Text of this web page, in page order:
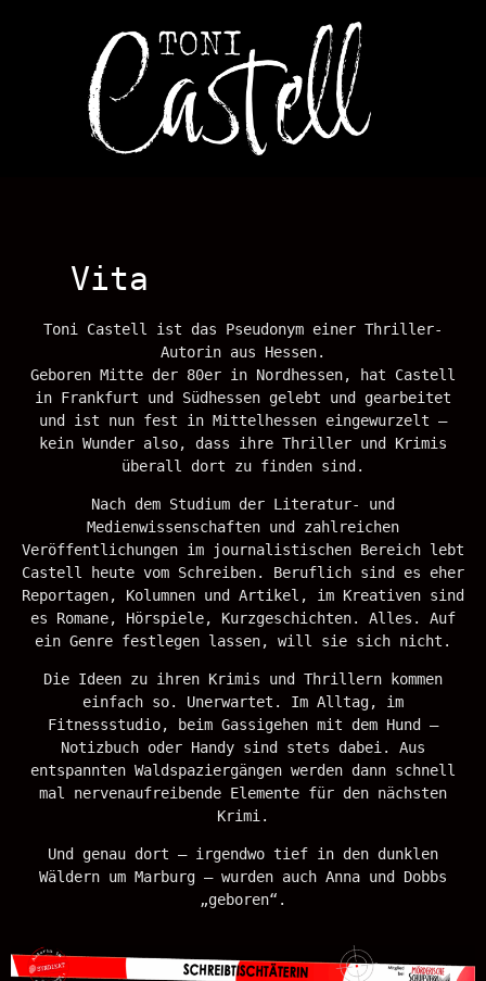
Vita
Toni Castell ist das Pseudonym einer Thriller-
Autorin aus Hessen.
Geboren Mitte der 80er in Nordhessen, hat Castell
in Frankfurt und Südhessen gelebt und gearbeitet
und ist nun fest in Mittelhessen eingewurzelt –
kein Wunder also, dass ihre Thriller und Krimis
überall dort zu finden sind.
Nach dem Studium der Literatur- und
Medienwissenschaften und zahlreichen
Veröffentlichungen im journalistischen Bereich lebt
Castell heute vom Schreiben. Beruflich sind es eher
Reportagen, Kolumnen und Artikel, im Kreativen sind
es Romane, Hörspiele, Kurzgeschichten. Alles. Auf
ein Genre festlegen lassen, will sie sich nicht.
Die Ideen zu ihren Krimis und Thrillern kommen
einfach so. Unerwartet. Im Alltag, im
Fitnessstudio, beim Gassigehen mit dem Hund –
Notizbuch oder Handy sind stets dabei. Aus
entspannten Waldspaziergängen werden dann schnell
mal nervenaufreibende Elemente für den nächsten
Krimi.
Und genau dort – irgendwo tief in den dunklen
Wäldern um Marburg – wurden auch Anna und Dobbs
„geboren“.